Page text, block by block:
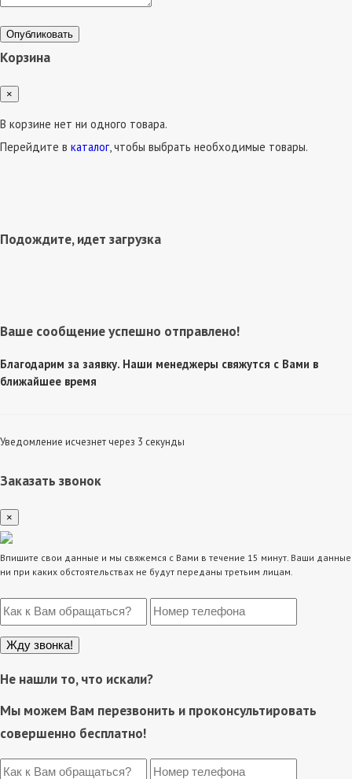
Опубликовать
Корзина
×
В корзине нет ни одного товара.
Перейдите в каталог, чтобы выбрать необходимые товары.
Подождите, идет загрузка
Ваше сообщение успешно отправлено!
Благодарим за заявку. Наши менеджеры свяжутся с Вами в
ближайшее время
Уведомление исчезнет через 3 секунды
Заказать звонок
×
Впишите свои данные и мы свяжемся с Вами в течение 15 минут. Ваши данные
ни при каких обстоятельствах не будут переданы третьим лицам.
Не нашли то, что искали?
Мы можем Вам перезвонить и проконсультировать
совершенно бесплатно!